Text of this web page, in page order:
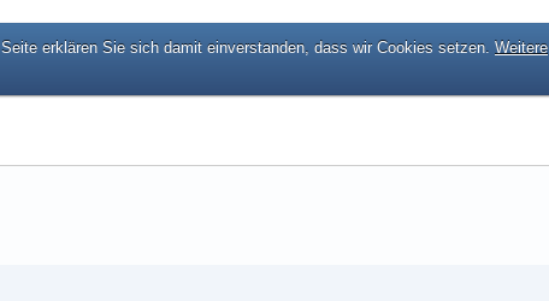
erklären Sie sich damit einverstanden, dass wir Cookies setzen. Weitere